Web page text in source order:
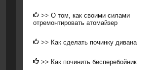
>> О том, как своими силами
отремонтировать атомайзер
>> Как сделать починку дивана
>> Как починить бесперебойник